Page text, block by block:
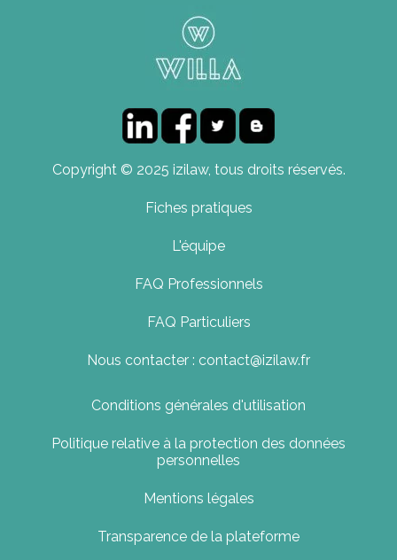
Copyright © 2025 izilaw, tous droits réservés.
Fiches pratiques
L'équipe
FAQ Professionnels
FAQ Particuliers
Nous contacter : contact@izilaw.fr
Conditions générales d'utilisation
Politique relative à la protection des données
personnelles
Mentions légales
Transparence de la plateforme